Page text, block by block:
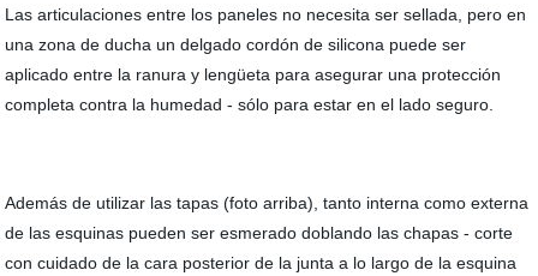
Las articulaciones entre los paneles no necesita ser sellada, pero en
una zona de ducha un delgado cordón de silicona puede ser
aplicado entre la ranura y lengüeta para asegurar una protección
completa contra la humedad - sólo para estar en el lado seguro.
Además de utilizar las tapas (foto arriba), tanto interna como externa
de las esquinas pueden ser esmerado doblando las chapas - corte
con cuidado de la cara posterior de la junta a lo largo de la esquina